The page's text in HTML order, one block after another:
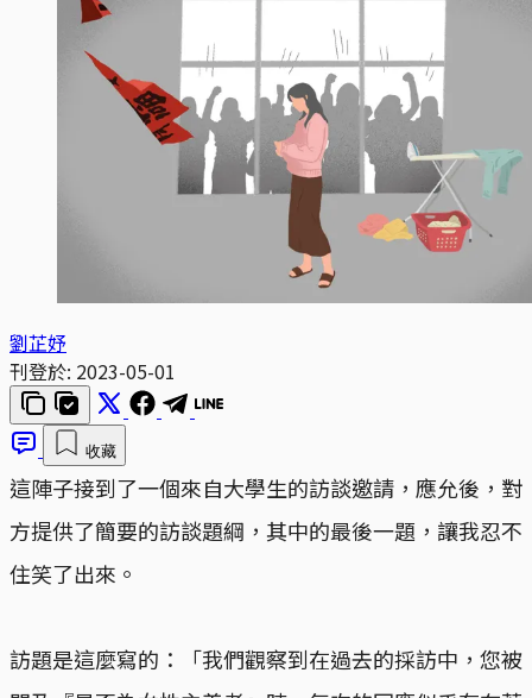
劉芷妤
刊登於: 2023-05-01
收藏
這陣子接到了一個來自大學生的訪談邀請，應允後，對
方提供了簡要的訪談題綱，其中的最後一題，讓我忍不
住笑了出來。
訪題是這麼寫的：「我們觀察到在過去的採訪中，您被